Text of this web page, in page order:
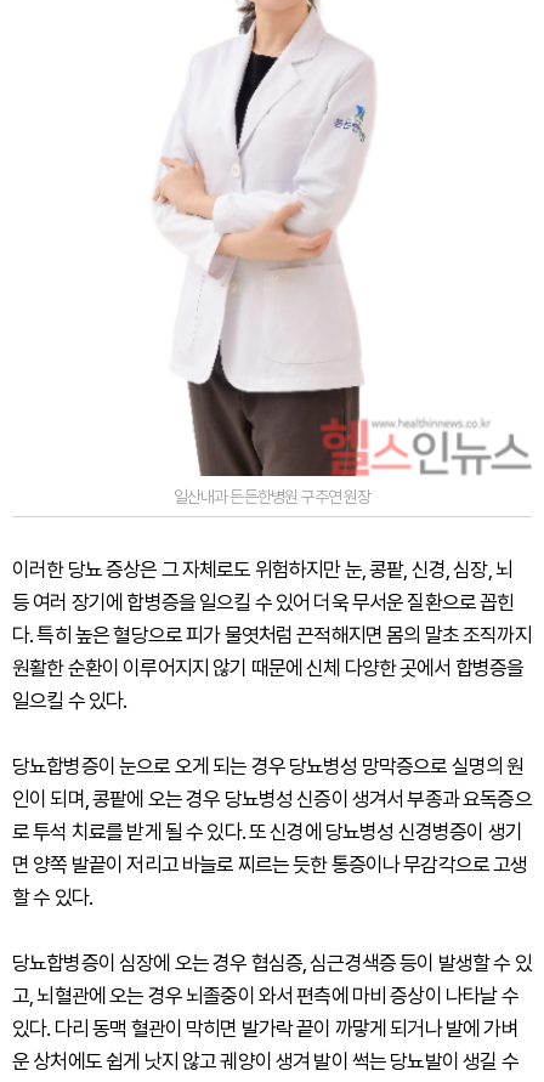
일산내과 든든한병원 구주연 원장
이러한 당뇨 증상은 그 자체로도 위험하지만 눈, 콩팥, 신경, 심장, 뇌
등 여러 장기에 합병증을 일으킬 수 있어 더욱 무서운 질환으로 꼽힌
다. 특히 높은 혈당으로 피가 물엿처럼 끈적해지면 몸의 말초 조직까지
원활한 순환이 이루어지지 않기 때문에 신체 다양한 곳에서 합병증을
일으킬 수 있다.
당뇨합병증이 눈으로 오게 되는 경우 당뇨병성 망막증으로 실명의 원
인이 되며, 콩팥에 오는 경우 당뇨병성 신증이 생겨서 부종과 요독증으
로 투석 치료를 받게 될 수 있다. 또 신경에 당뇨병성 신경병증이 생기
면 양쪽 발끝이 저리고 바늘로 찌르는 듯한 통증이나 무감각으로 고생
할 수 있다.
당뇨합병증이 심장에 오는 경우 협심증, 심근경색증 등이 발생할 수 있
고, 뇌혈관에 오는 경우 뇌졸중이 와서 편측에 마비 증상이 나타날 수
있다. 다리 동맥 혈관이 막히면 발가락 끝이 까맣게 되거나 발에 가벼
운 상처에도 쉽게 낫지 않고 궤양이 생겨 발이 썩는 당뇨발이 생길 수